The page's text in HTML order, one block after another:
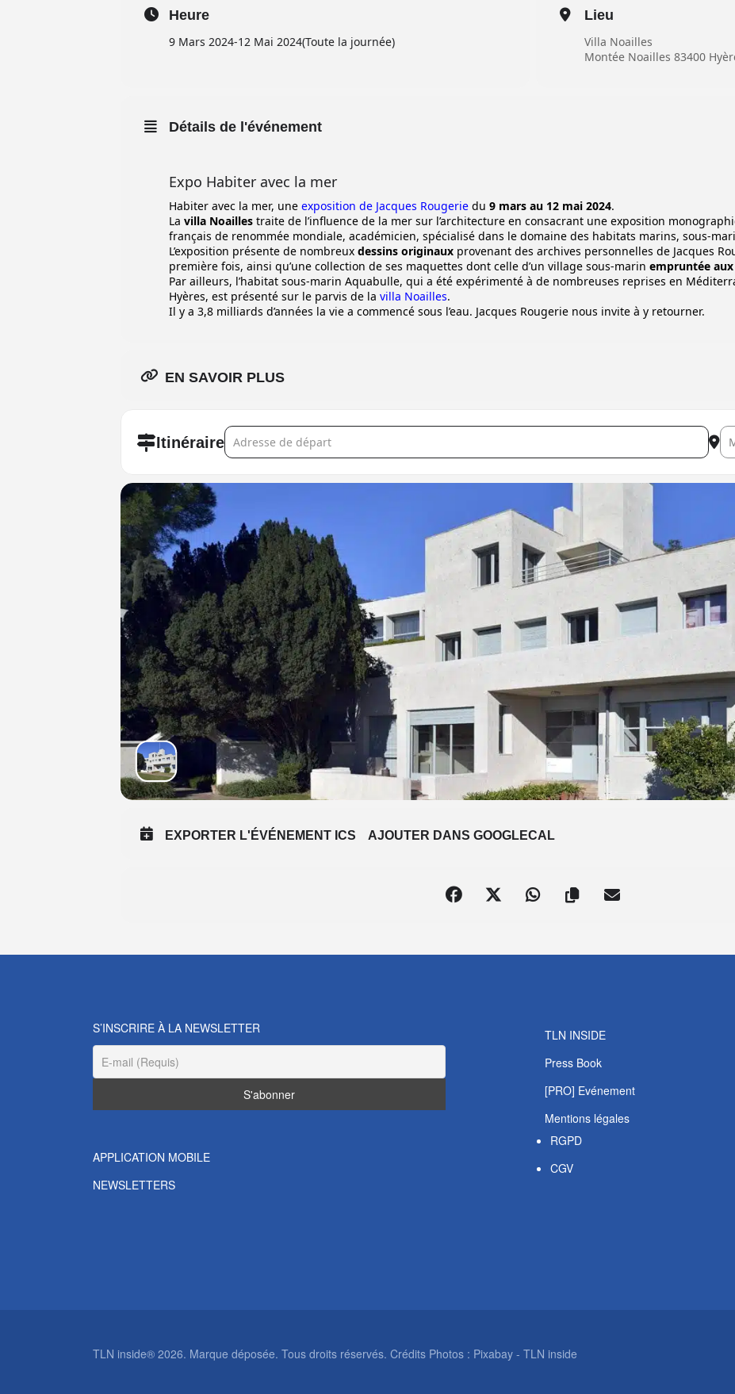
Heure
9 Mars 2024-12 Mai 2024(Toute la journée)
Lieu
Villa Noailles
Montée Noailles 83400
Détails de l'événement
Expo Habiter avec la mer
Habiter avec la mer, une exposition de Jacques Rougerie du 9 mars au 12 mai 2024.
La villa Noailles traite de l’influence de la mer sur l’architecture en consacrant une exposition
français de renommée mondiale, académicien, spécialisé dans le domaine des habitats marins, sous-
L’exposition présente de nombreux dessins originaux provenant des archives personnelles de Jacques
première fois, ainsi qu’une collection de ses maquettes dont celle d’un village sous-marin empruntée
Par ailleurs, l’habitat sous-marin Aquabulle, qui a été expérimenté à de nombreuses reprises en
Hyères, est présenté sur le parvis de la villa Noailles.
Il y a 3,8 milliards d’années la vie a commencé sous l’eau. Jacques Rougerie nous invite à y retourner.
EN SAVOIR PLUS
Itinéraire
Address - Expo Habiter avec la mer []
EXPORTER L'ÉVÉNEMENT ICS AJOUTER DANS GOOGLECAL
S’INSCRIRE À LA NEWSLETTER
APPLICATION MOBILE
NEWSLETTERS
TLN INSIDE
Press Book
[PRO] Evénement
Mentions légales
RGPD
CGV
TLN inside® 2026. Marque déposée. Tous droits réservés. Crédits Photos : Pixabay - TLN inside